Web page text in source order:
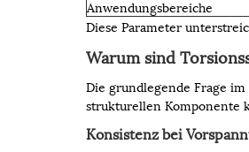
Anwendungsbereiche
Diese Parameter
Warum sind
Die grundlegende Frage
strukturellen Komponente
Konsistenz bei